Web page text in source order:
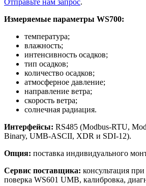
Отправьте нам запрос.
Измеряемые параметры WS700:
температура;
влажность;
интенсивность осадков;
тип осадков;
количество осадков;
атмосферное давление;
направление ветра;
скорость ветра;
солнечная радиация.
Интерфейсы: RS485 (Modbus-RTU,
Binary, UMB-ASCII, XDR и SDI-12).
Опция: поставка индивидуального
Сервис поставщика: консультация
поверка WS601 UMB, калибровка,